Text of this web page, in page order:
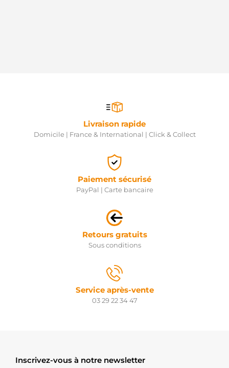
Livraison rapide
Domicile | France & International | Click & Collect
Paiement sécurisé
PayPal | Carte bancaire
Retours gratuits
Sous conditions
Service après-vente
03 29 22 34 47
Inscrivez-vous à notre newsletter